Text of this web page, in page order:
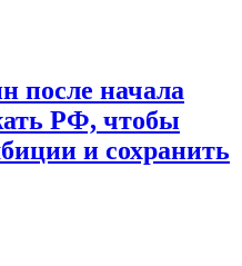
после начала
РФ, чтобы
и сохранить